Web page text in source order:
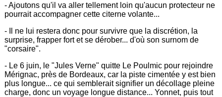
- Ajoutons qu'il va aller tellement loin qu'aucun protecteur ne
pourrait accompagner cette citerne volante...
- Il ne lui restera donc pour survivre que la discrétion, la
surprise, frapper fort et se dérober... d'où son surnom de
"corsaire".
- Le 6 juin, le "Jules Verne" quitte Le Poulmic pour rejoindre
Mérignac, près de Bordeaux, car la piste cimentée y est bien
plus longue... ce qui semblerait signifier un décollage pleine
charge, donc un voyage longue distance... Yonnet, puis tout